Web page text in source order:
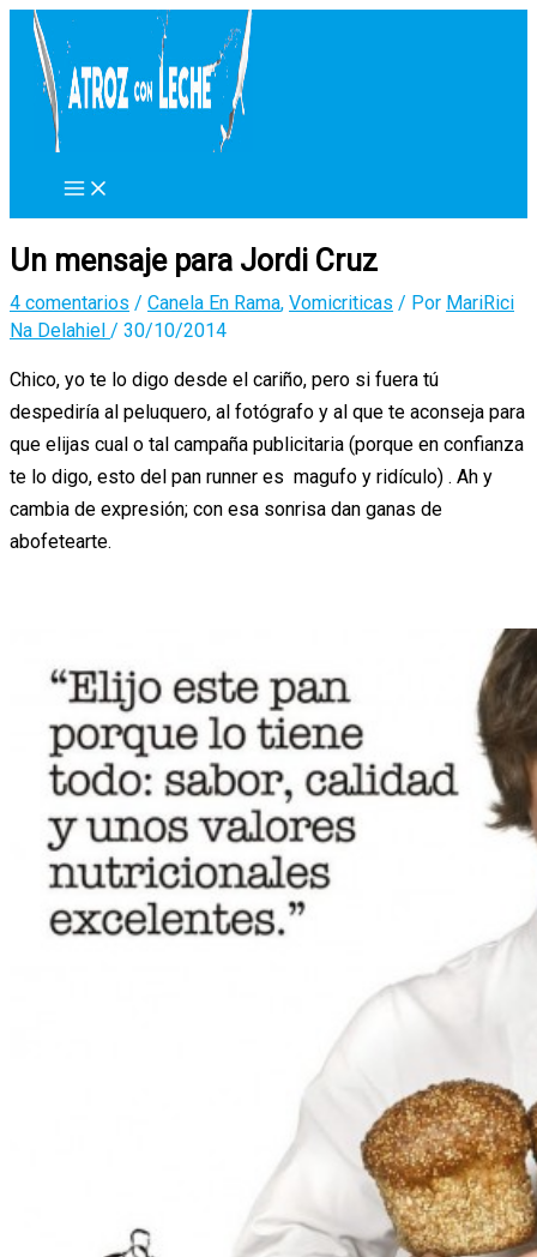
contenido
Un mensaje para Jordi Cruz
4 comentarios / Canela En Rama, Vomicriticas / Por MariRici
Na Delahiel / 30/10/2014
Chico, yo te lo digo desde el cariño, pero si fuera tú
despediría al peluquero, al fotógrafo y al que te aconseja para
que elijas cual o tal campaña publicitaria (porque en confianza
te lo digo, esto del pan runner es magufo y ridículo) . Ah y
cambia de expresión; con esa sonrisa dan ganas de
abofetearte.